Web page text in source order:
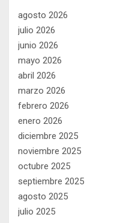
agosto 2026
julio 2026
junio 2026
mayo 2026
abril 2026
marzo 2026
febrero 2026
enero 2026
diciembre 2025
noviembre 2025
octubre 2025
septiembre 2025
agosto 2025
julio 2025